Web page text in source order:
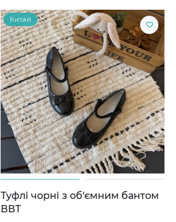
Китай
Туфлі чорні з об'ємним бантом
ВВТ